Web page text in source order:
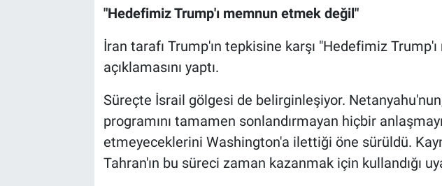
"Hedefimiz Trump'ı memnun etmek değil"
İran tarafı Trump'ın tepkisine karşı "Hedefimiz
açıklamasını yaptı.
Süreçte İsrail gölgesi de belirginleşiyor.
programını tamamen sonlandırmayan hiçbir
etmeyeceklerini Washington'a ilettiği öne sürüldü.
Tahran'ın bu süreci zaman kazanmak için kullandığı